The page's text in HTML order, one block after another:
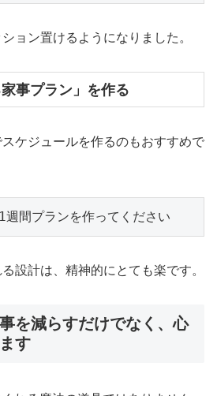
ョン置けるようになりました。
事プラン」を作る
スケジュールを作るのもおすすめで
設計は、精神的にとても楽です。
を減らすだけでなく、心
す